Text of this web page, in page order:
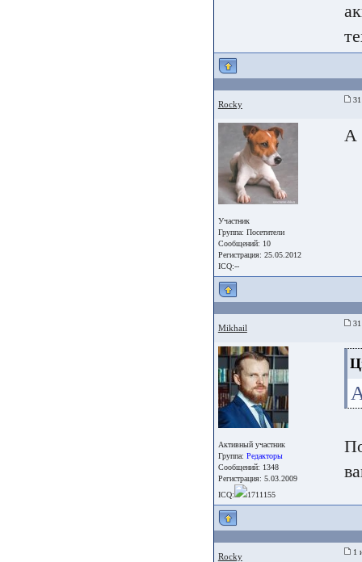
Rocky 31
Участник
Группа: Посетители
Сообщений: 10
Регистрация: 25.05.2012
ICQ:--
А
Mikhail 31
Активный участник
Группа: Редакторы
Сообщений: 1348
Регистрация: 5.03.2009
ICQ:
1711155
Rocky 1